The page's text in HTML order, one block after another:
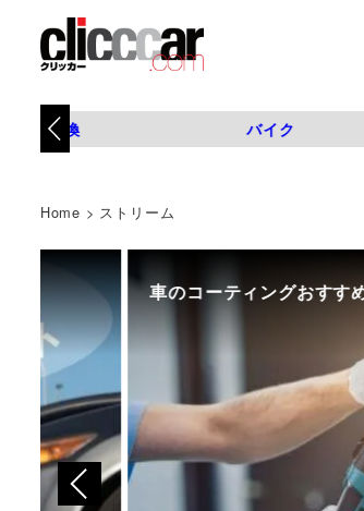
タイヤ交換 バイク
Home > ストリーム
車のコーティングおすす